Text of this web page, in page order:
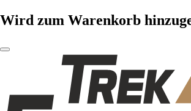
Wird zum Warenkorb